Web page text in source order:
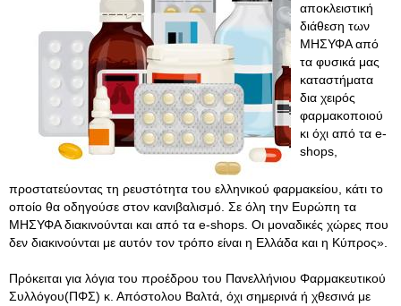
αποκλειστική
διάθεση των
ΜΗΣΥΦΑ από
τα φυσικά μας
καταστήματα
δια χειρός
φαρμακοποιού
κι όχι από τα e-
shops,
προστατεύοντας τη ρευστότητα του ελληνικού φαρμακείου, κάτι το
οποίο θα οδηγούσε στον κανιβαλισμό. Σε όλη την Ευρώπη τα
ΜΗΣΥΦΑ διακινούνται και από τα e-shops. Οι μοναδικές χώρες που
δεν διακινούνται με αυτόν τον τρόπο είναι η Ελλάδα και η Κύπρος».
Πρόκειται για λόγια του προέδρου του Πανελλήνιου Φαρμακευτικού
Συλλόγου(ΠΦΣ) κ. Απόστολου Βαλτά, όχι σημερινά ή χθεσινά με